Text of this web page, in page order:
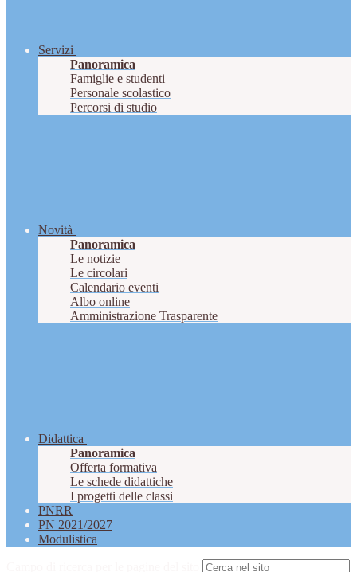
Servizi
Panoramica
Famiglie e studenti
Personale scolastico
Percorsi di studio
Novità
Panoramica
Le notizie
Le circolari
Calendario eventi
Albo online
Amministrazione Trasparente
Didattica
Panoramica
Offerta formativa
Le schede didattiche
I progetti delle classi
PNRR
PN 2021/2027
Modulistica